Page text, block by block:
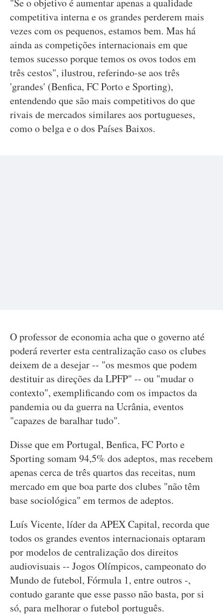
"Se o objetivo é aumentar apenas a qualidade
competitiva interna e os grandes perderem mais
vezes com os pequenos, estamos bem. Mas há
ainda as competições internacionais em que
temos sucesso porque temos os ovos todos em
três cestos", ilustrou, referindo-se aos três
'grandes' (Benfica, FC Porto e Sporting),
entendendo que são mais competitivos do que
rivais de mercados similares aos portugueses,
como o belga e o dos Países Baixos.
O professor de economia acha que o governo até
poderá reverter esta centralização caso os clubes
deixem de a desejar -- "os mesmos que podem
destituir as direções da LPFP" -- ou "mudar o
contexto", exemplificando com os impactos da
pandemia ou da guerra na Ucrânia, eventos
"capazes de baralhar tudo".
Disse que em Portugal, Benfica, FC Porto e
Sporting somam 94,5% dos adeptos, mas recebem
apenas cerca de três quartos das receitas, num
mercado em que boa parte dos clubes "não têm
base sociológica" em termos de adeptos.
Luís Vicente, líder da APEX Capital, recorda que
todos os grandes eventos internacionais optaram
por modelos de centralização dos direitos
audiovisuais -- Jogos Olímpicos, campeonato do
Mundo de futebol, Fórmula 1, entre outros -,
contudo garante que esse passo não basta, por si
só, para melhorar o futebol português.